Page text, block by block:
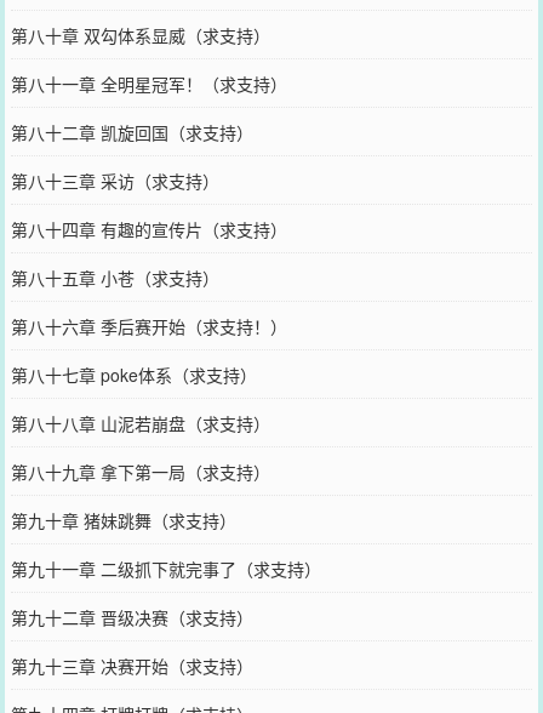
第八十章 双勾体系显威（求支持）
第八十一章 全明星冠军！（求支持）
第八十二章 凯旋回国（求支持）
第八十三章 采访（求支持）
第八十四章 有趣的宣传片（求支持）
第八十五章 小苍（求支持）
第八十六章 季后赛开始（求支持！）
第八十七章 poke体系（求支持）
第八十八章 山泥若崩盘（求支持）
第八十九章 拿下第一局（求支持）
第九十章 猪妹跳舞（求支持）
第九十一章 二级抓下就完事了（求支持）
第九十二章 晋级决赛（求支持）
第九十三章 决赛开始（求支持）